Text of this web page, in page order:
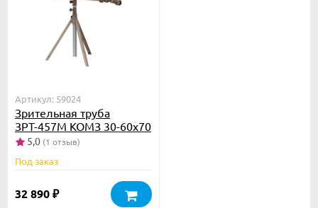
Артикул: 59024
Зрительная труба
ЗРТ-457М КОМЗ 30-60х70
5,0 (1 отзыв)
Под заказ
32 890 ₽